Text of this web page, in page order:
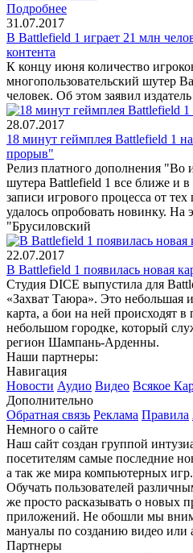
Подробнее
31.07.2017
В Battlefield 1 играет 21 млн
контента
К концу июня количество
многопользовательский шутер
человек. Об этом заявил
28.07.2017
18 минут геймплея Battlefield 1
прорыв"
Релиз платного дополнения "Во
шутера Battlefield 1 все ближе и
записи игрового процесса от
удалось опробовать новинку. На
"Брусиловский
22.07.2017
В Battlefield 1 появилась новая
Студия DICE выпустила для
«Захват Таюра». Это небольшая
карта, а бои на ней происходят в
небольшом городке, который
регион Шампань-Арденны.
Наши партнеры:
Навигация
Новости Аудио Видео Всякое
Дополнительно
Обратная связь Реклама Правила
Немного о сайте
Наш сайт создан группой
посетителям самые последние
а так же мира компьютерных
Обучать пользователей
же просто расказывать о новых
приложений. Не обошли мы
мануалы по созданию видео или
Партнеры